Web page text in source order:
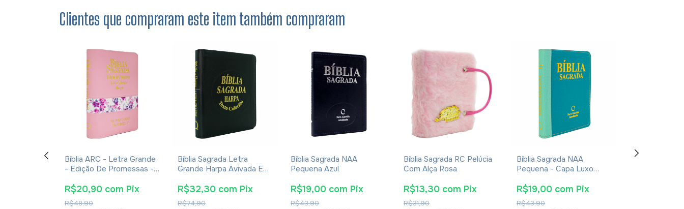
Clientes que compraram este item também compraram
Bíblia ARC - Letra Grande
- Edição De Promessas -
Vermelho - Harpa - Capa
Zíper Tricolor Rosa
R$48,90
R$20,90 com Pix
Bíblia Sagrada Letra
Grande Harpa Avivada E
Preta
R$74,90
R$32,30 com Pix
Bíblia Sagrada NAA
Pequena Azul
R$43,90
R$19,00 com Pix
Bíblia Sagrada RC Pelúcia
Com Alça Rosa
R$31,90
R$13,30 com Pix
Bíblia Sagrada NAA
Pequena - Capa Luxo
R$43,90
R$19,00 com Pix
Bíblia ARC